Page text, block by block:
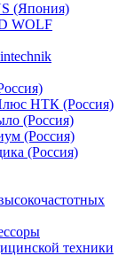
(Япония)
WOLF
НТК (Россия)
(Россия)
(Россия)
(Россия)
техники